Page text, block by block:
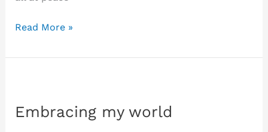
Move
Read More »
Embracing my world